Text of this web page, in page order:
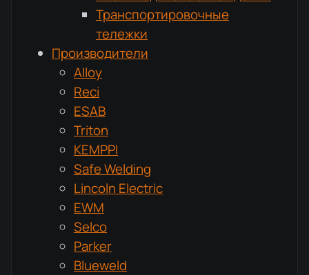
Транспортировочные
тележки
Производители
Alloy
Reci
ESAB
Triton
KEMPPI
Safe Welding
Lincoln Electric
EWM
Selco
Parker
Blueweld